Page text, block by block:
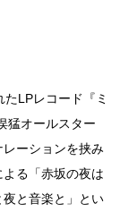
LPレコード『ミ
猛オールスター
ーションを挟み
る「赤坂の夜は
と音楽と」とい